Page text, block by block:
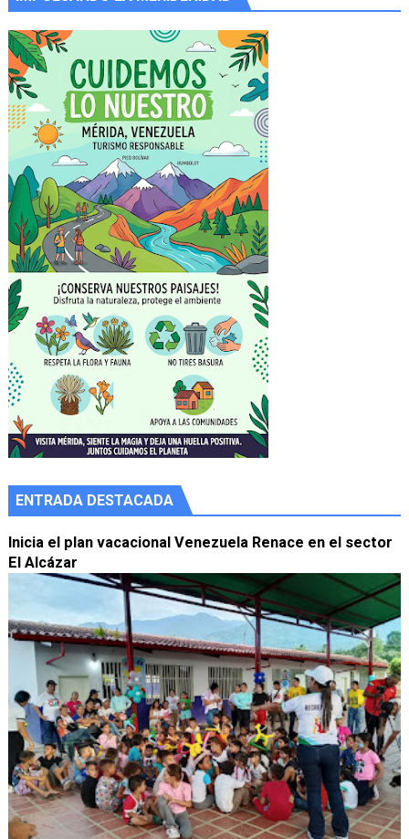
ENTRADA DESTACADA
Inicia el plan vacacional Venezuela Renace en el sector
El Alcázar